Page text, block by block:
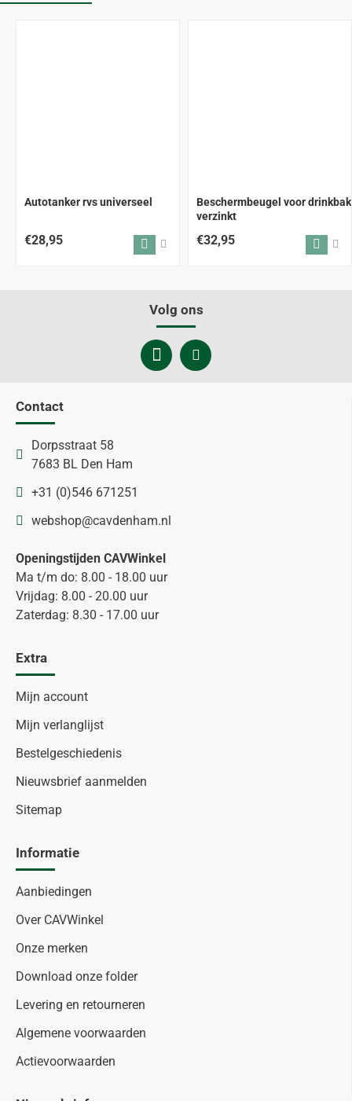
Autotanker rvs universeel
€28,95
Beschermbeugel voor drinkbak
verzinkt
€32,95
Volg ons
Contact
Dorpsstraat 58
7683 BL Den Ham
+31 (0)546 671251
webshop@cavdenham.nl
Openingstijden CAVWinkel
Ma t/m do: 8.00 - 18.00 uur
Vrijdag: 8.00 - 20.00 uur
Zaterdag: 8.30 - 17.00 uur
Extra
Mijn account
Mijn verlanglijst
Bestelgeschiedenis
Nieuwsbrief aanmelden
Sitemap
Informatie
Aanbiedingen
Over CAVWinkel
Onze merken
Download onze folder
Levering en retourneren
Algemene voorwaarden
Actievoorwaarden